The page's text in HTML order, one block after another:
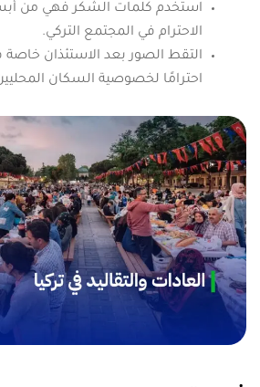
استخدم كلمات الشكر فهي من
الاحترام في المجتمع التركي.
التقط الصور بعد الاستئذان خاصة
احترامًا لخصوصية السكان